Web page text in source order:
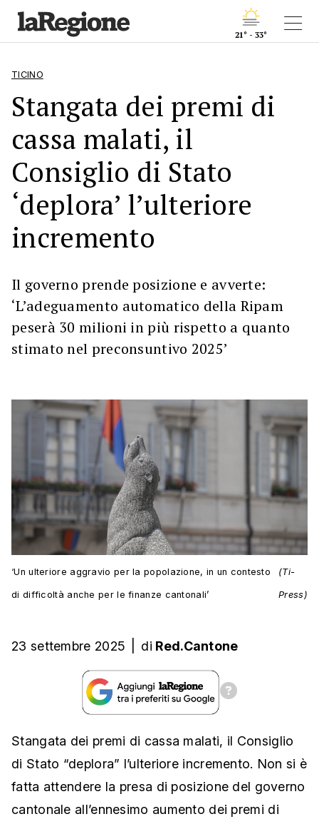
21° - 33°
TICINO
Stangata dei premi di
cassa malati, il
Consiglio di Stato
‘deplora’ l’ulteriore
incremento
Il governo prende posizione e avverte:
‘L’adeguamento automatico della Ripam
peserà 30 milioni in più rispetto a quanto
stimato nel preconsuntivo 2025’
‘Un ulteriore aggravio per la popolazione, in un contesto
di difficoltà anche per le finanze cantonali’
(Ti-
Press)
23 settembre 2025 di Red.Cantone
Stangata dei premi di cassa malati, il Consiglio
di Stato “deplora” l’ulteriore incremento. Non si è
fatta attendere la presa di posizione del governo
cantonale all’ennesimo aumento dei premi di